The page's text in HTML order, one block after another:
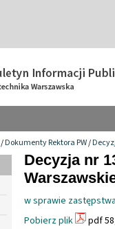
/Dokumenty Rektora PW/
Decyzja nr
w sprawie
Pobierz plik
pdf